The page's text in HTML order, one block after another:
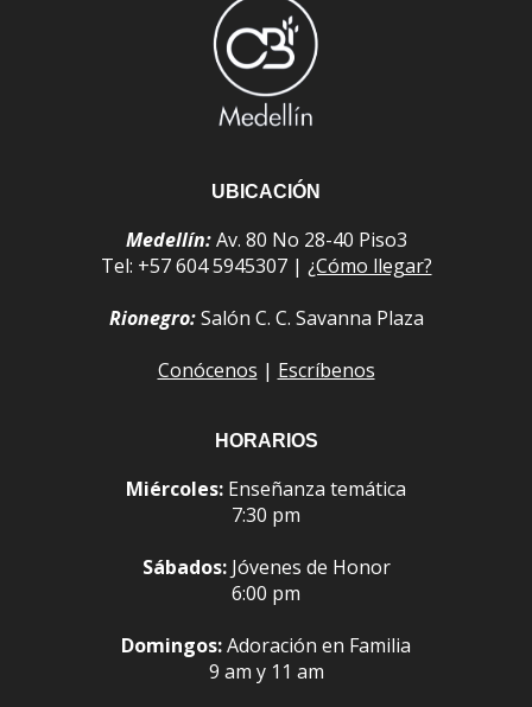
UBICACIÓN
Medellín:Av. 80 No 28-40 Piso3
Tel: +57 604 5945307 | ¿Cómo llegar?
Rionegro:Salón C. C. Savanna Plaza
Conócenos | Escríbenos
HORARIOS
Miércoles: Enseñanza temática
7:30 pm
Sábados:Jóvenes de Honor
6:00 pm
Domingos:Adoración en Familia
9 am y 11 am